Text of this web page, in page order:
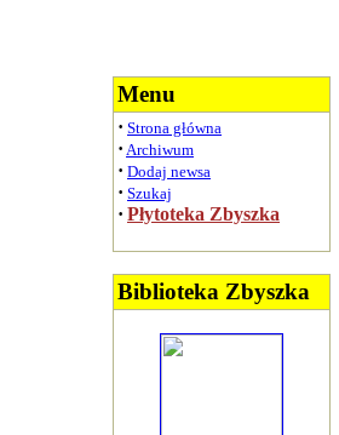
Menu
· Strona główna
· Archiwum
· Dodaj newsa
· Szukaj
· Płytoteka Zbyszka
Biblioteka Zbyszka